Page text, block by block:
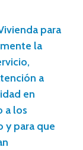
para
la
a
en
a los
y para que